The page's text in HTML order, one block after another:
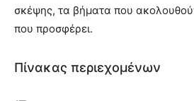
σκέψης, τα βήματα που
που προσφέρει.
Πίνακας περιεχομένων